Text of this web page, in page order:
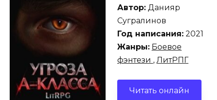
Автор: Данияр
Сугралинов
Год написания: 2021
Жанры: Боевое
фэнтези , ЛитРПГ
Читать онлайн